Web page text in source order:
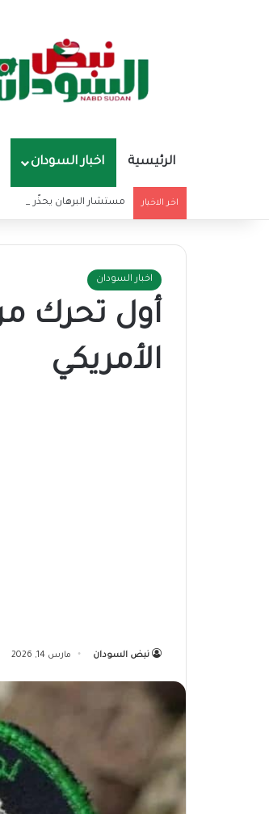
الرئيسية اخبار السودان
اخر الاخبار مستشار البرهان يحذّر من
اخبار السودان
أول تحرك من
الأمريكي
نبض السودان مارس 14, 2026